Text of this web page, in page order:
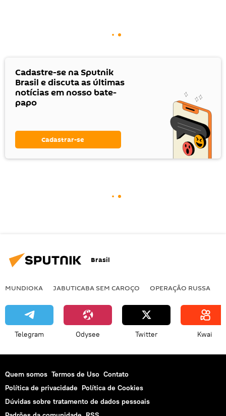
Cadastre-se na Sputnik
Brasil e discuta as últimas
notícias em nosso bate-
papo
Cadastrar-se
Brasil
MUNDIOKA JABUTICABA SEM CAROÇO OPERAÇÃO RUSSA
Telegram Odysee Twitter Kwai
Quem somos Termos de Uso Contato
Política de privacidade Política de Cookies
Dúvidas sobre tratamento de dados pessoais